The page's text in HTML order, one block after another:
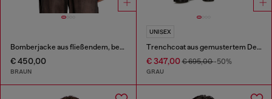
Bomberjacke aus fließendem, beschichtetem Denim
€ 450,00
BRAUN
UNISEX
Trenchcoat aus gemustertem Denim
€ 347,00€ 695,00-50%
GRAU